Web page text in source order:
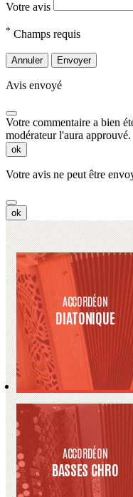
Votre avis
* Champs requis
Annuler Envoyer
Avis envoyé
Votre commentaire a bien
modérateur l'aura approuvé.
ok
Votre avis ne peut être
ok
ACCORDÉON
DIATONIQUE
ACCORDÉON
BASSES CHRO